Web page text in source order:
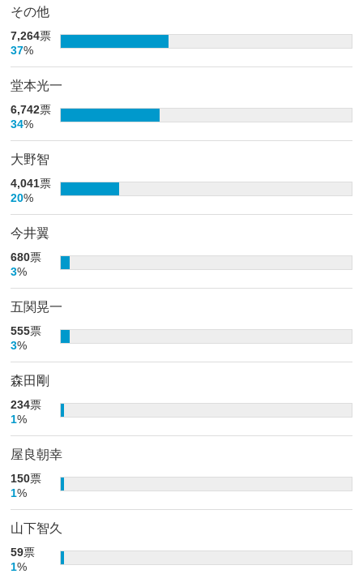
その他
7,264票
37%
堂本光一
6,742票
34%
大野智
4,041票
20%
今井翼
680票
3%
五関晃一
555票
3%
森田剛
234票
1%
屋良朝幸
150票
1%
山下智久
59票
1%